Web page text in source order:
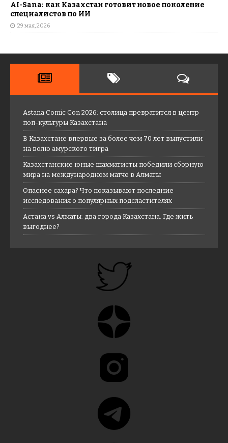
AI-Sana: как Казахстан готовит новое поколение
специалистов по ИИ
29 мая, 2026
Astana Comic Con 2026: столица превратится в центр
поп-культуры Казахстана
В Казахстане впервые за более чем 70 лет выпустили
на волю амурского тигра
Казахстанские юные шахматисты победили сборную
мира на международном матче в Алматы
Опаснее сахара? Что показывают последние
исследования о популярных подсластителях
Астана vs Алматы: два города Казахстана. Где жить
выгоднее?